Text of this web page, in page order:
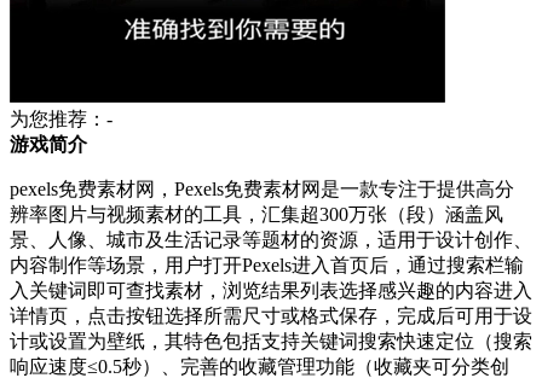
为您推荐：-
游戏简介
pexels免费素材网，Pexels免费素材网是一款专注于提供高分
辨率图片与视频素材的工具，汇集超300万张（段）涵盖风
景、人像、城市及生活记录等题材的资源，适用于设计创作、
内容制作等场景，用户打开Pexels进入首页后，通过搜索栏输
入关键词即可查找素材，浏览结果列表选择感兴趣的内容进入
详情页，点击按钮选择所需尺寸或格式保存，完成后可用于设
计或设置为壁纸，其特色包括支持关键词搜索快速定位（搜索
响应速度≤0.5秒）、完善的收藏管理功能（收藏夹可分类创